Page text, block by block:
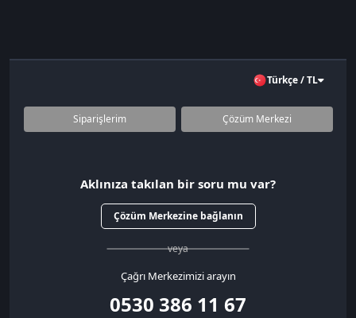
Türkçe / TL
Siparişlerim Çözüm Merkezi
Aklınıza takılan bir soru mu var?
Çözüm Merkezine bağlanın
veya
Çağrı Merkezimizi arayın
0530 386 11 67